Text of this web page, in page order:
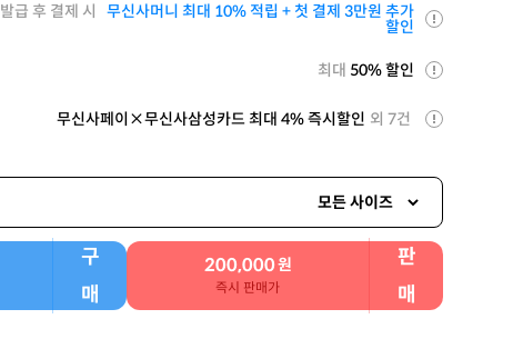
발급 후 결제 시 무신사머니 최대 10% 적립 + 첫 결제 3만원 추가
할인
최대 50% 할인
무신사페이×무신사삼성카드 최대 4% 즉시할인 외 7건
모든 사이즈
구
매
200,000원
즉시 판매가
판
매